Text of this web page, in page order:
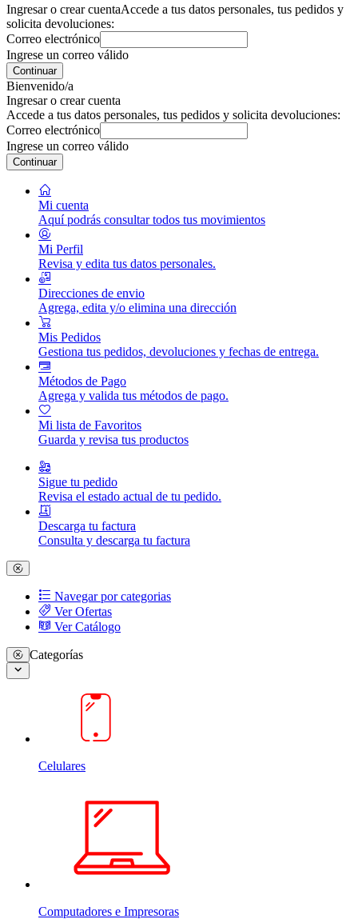
Ingresar o crear cuentaAccede a tus datos personales, tus pedidos y
solicita devoluciones:
Correo electrónico
Ingrese un correo válido
Continuar
Bienvenido/a
Ingresar o crear cuenta
Accede a tus datos personales, tus pedidos y solicita devoluciones:
Correo electrónico
Ingrese un correo válido
Continuar
Mi cuenta
Aquí podrás consultar todos tus movimientos
Mi Perfil
Revisa y edita tus datos personales.
Direcciones de envio
Agrega, edita y/o elimina una dirección
Mis Pedidos
Gestiona tus pedidos, devoluciones y fechas de entrega.
Métodos de Pago
Agrega y valida tus métodos de pago.
Mi lista de Favoritos
Guarda y revisa tus productos
Sigue tu pedido
Revisa el estado actual de tu pedido.
Descarga tu factura
Consulta y descarga tu factura
Navegar por categorias
Ver Ofertas
Ver Catálogo
Categorías
Celulares
Computadores e Impresoras